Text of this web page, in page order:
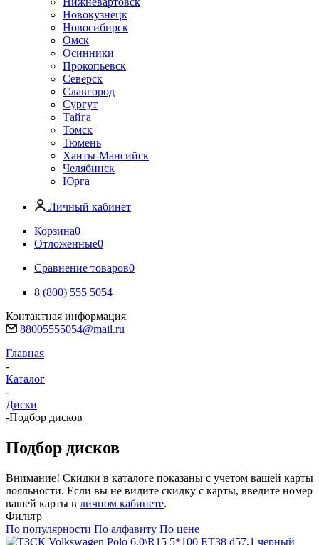
Новокузнецк
Новосибирск
Омск
Осинники
Прокопьевск
Северск
Славгород
Сургут
Тайга
Томск
Тюмень
Ханты-Мансийск
Челябинск
Юрга
Личный кабинет
Корзина0
Отложенные0
Сравнение товаров0
8 (800) 555 5054
Контактная информация
88005555054@mail.ru
Главная
-
Каталог
-
Диски
-Подбор дисков
Подбор дисков
Внимание! Скидки в каталоге показаны с учетом вашей карты
лояльности. Если вы не видите скидку с карты, введите номер
вашей карты в личном кабинете.
Фильтр
По популярности По алфавиту По цене